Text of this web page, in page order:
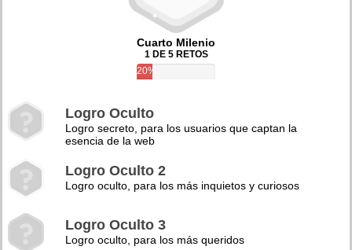
Cuarto Milenio
1 DE 5 RETOS
20%
Logro Oculto
Logro secreto, para los usuarios que captan la
esencia de la web
Logro Oculto 2
Logro oculto, para los más inquietos y curiosos
Logro Oculto 3
Logro oculto, para los más queridos